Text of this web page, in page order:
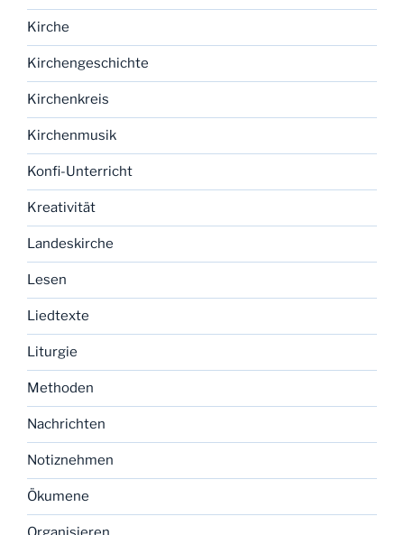
Kirche
Kirchengeschichte
Kirchenkreis
Kirchenmusik
Konfi-Unterricht
Kreativität
Landeskirche
Lesen
Liedtexte
Liturgie
Methoden
Nachrichten
Notiznehmen
Ökumene